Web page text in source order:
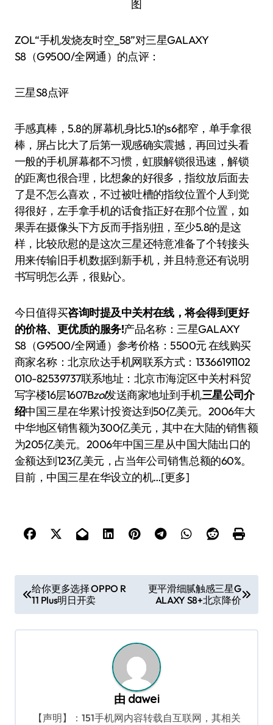
图
ZOL“手机发烧友时空_58”对三星GALAXY
S8（G9500/全网通）的点评：
三星S8点评
手感真棒，5.8的屏幕机身比5.1的s6都窄，单手拿很
棒，屏占比大了后第一观感确实震撼，再回过头看
一般的手机屏幕都不习惯，虹膜解锁很迅速，解锁
的距离也很合理，比想象的好很多，指纹放后面去
了是不怎么喜欢，不过被吐槽的指纹位置个人到觉
得很好，左手拿手机的话食指正好在那个位置，如
果弄在摄像头下方反而手指别扭，至少5.8的是这
样，比较欣慰的是这次三星还特意准备了个转接头
用来传输旧手机数据到新手机，并且特意还有说明
书写明怎么弄，很贴心。
今日值得买咨询时提及中关村在线，将会得到更好
的价格、更优质的服务!产品名称：三星GALAXY
S8（G9500/全网通）参考价格：5500元 在线购买
商家名称：北京欣达手机网联系方式：13366191102
010-82539737联系地址：北京市海淀区中关村科贸
写字楼16层1607Bzol发送商家地址到手机三星公司介
绍中国三星在华累计投资达到50亿美元。2006年大
中华地区销售额为300亿美元，其中在大陆的销售额
为205亿美元。2006年中国三星从中国大陆出口的
金额达到123亿美元，占当年公司销售总额的60%。
目前，中国三星在华设立的机…[更多]
章
导
给你更多选择 OPPO R
11 Plus明日开卖
更平滑细腻触感三星G
ALAXY S8+北京降价
由 dawei
【声明】：151手机网内容转载自互联网，其相关